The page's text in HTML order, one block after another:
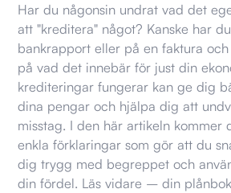
Har du någonsin undrat vad det
att "kreditera" något? Kanske har
bankrapport eller på en faktura
på vad det innebär för just din
krediteringar fungerar kan ge dig
dina pengar och hjälpa dig att
misstag. I den här artikeln kommer
enkla förklaringar som gör att du
dig trygg med begreppet och
din fördel. Läs vidare – din